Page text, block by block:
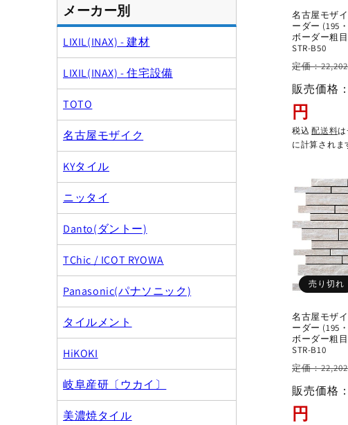
名古屋モザ
ーダー (195
ボーダー粗
STR-B50
通
常
価
格
定価：
販売価格：
円
税込配送料
に計算されま
売り切れ
名古屋モザ
ーダー (195
ボーダー粗
STR-B10
通
常
価
格
定価：
販売価格：
円
メーカー別
LIXIL(INAX) - 建材
LIXIL(INAX) - 住宅設備
TOTO
名古屋モザイク
KYタイル
ニッタイ
Danto(ダントー)
TChic / ICOT RYOWA
Panasonic(パナソニック)
タイルメント
HiKOKI
岐阜産研〔ウカイ〕
美濃焼タイル